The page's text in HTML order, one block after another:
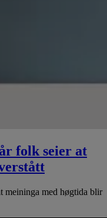
folk seier at
meininga med høgtida blir